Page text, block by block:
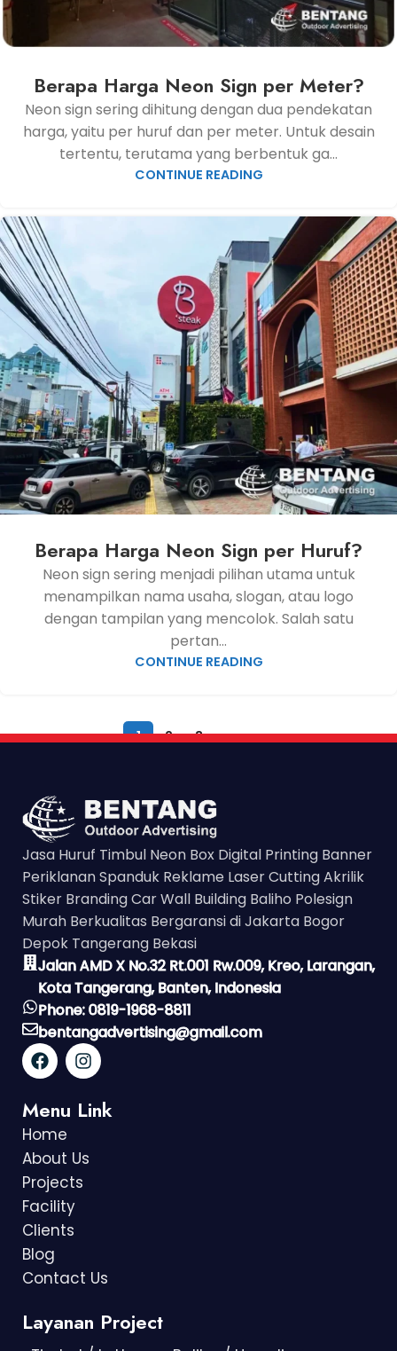
Berapa Harga Neon Sign per Meter?
Neon sign sering dihitung dengan dua pendekatan
harga, yaitu per huruf dan per meter. Untuk desain
tertentu, terutama yang berbentuk ga...
CONTINUE READING
Berapa Harga Neon Sign per Huruf?
Neon sign sering menjadi pilihan utama untuk
menampilkan nama usaha, slogan, atau logo
dengan tampilan yang mencolok. Salah satu
pertan...
CONTINUE READING
1 2 3 › »
Jasa Huruf Timbul Neon Box Digital Printing Banner
Periklanan Spanduk Reklame Laser Cutting Akrilik
Stiker Branding Car Wall Building Baliho Polesign
Murah Berkualitas Bergaransi di Jakarta Bogor
Depok Tangerang Bekasi
Jalan AMD X No.32 Rt.001 Rw.009, Kreo, Larangan,
Kota Tangerang, Banten, Indonesia
Phone: 0819-1968-8811
bentangadvertising@gmail.com
Menu Link
Home
About Us
Projects
Facility
Clients
Blog
Contact Us
Layanan Project